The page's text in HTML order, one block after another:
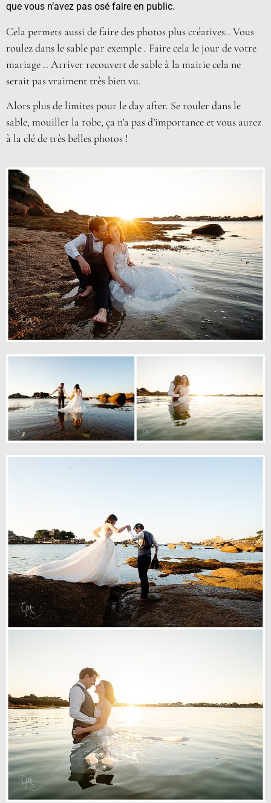
que vous n’avez pas osé faire en public.
Cela permets aussi de faire des photos plus créatives.. Vous
roulez dans le sable par exemple . Faire cela le jour de votre
mariage .. Arriver recouvert de sable à la mairie cela ne
serait pas vraiment très bien vu.
Alors plus de limites pour le day after. Se rouler dans le
sable, mouiller la robe, ça n’a pas d’importance et vous aurez
à la clé de très belles photos !